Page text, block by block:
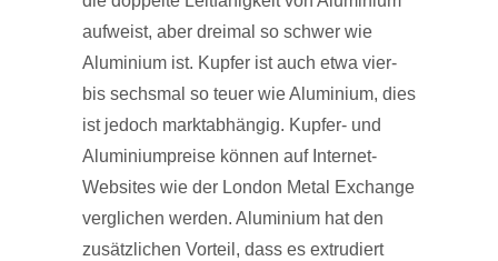
aufweist, aber dreimal so schwer wie
Aluminium ist. Kupfer ist auch etwa vier-
bis sechsmal so teuer wie Aluminium, dies
ist jedoch marktabhängig. Kupfer- und
Aluminiumpreise können auf Internet-
Websites wie der London Metal Exchange
verglichen werden. Aluminium hat den
zusätzlichen Vorteil, dass es extrudiert